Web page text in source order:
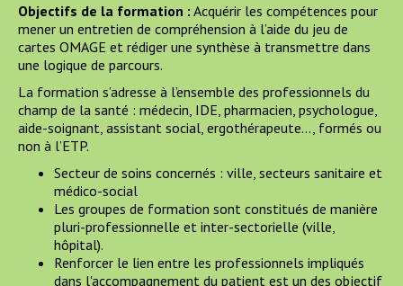
Objectifs de la formation : Acquérir les compétences pour
mener un entretien de compréhension à l’aide du jeu de
cartes OMAGE et rédiger une synthèse à transmettre dans
une logique de parcours.
La formation s’adresse à l’ensemble des professionnels du
champ de la santé : médecin, IDE, pharmacien, psychologue,
aide-soignant, assistant social, ergothérapeute…, formés ou
non à l’ETP.
Secteur de soins concernés : ville, secteurs sanitaire et
médico-social
Les groupes de formation sont constitués de manière
pluri-professionnelle et inter-sectorielle (ville,
hôpital).
Renforcer le lien entre les professionnels impliqués
dans l'accompagnement du patient est un des objectif